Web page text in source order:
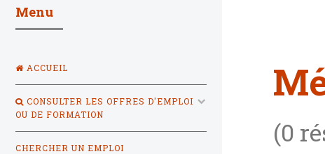
(0
Menu
ACCUEIL
CONSULTER LES OFFRES D'EMPLOI
OU DE FORMATION
CHERCHER UN EMPLOI